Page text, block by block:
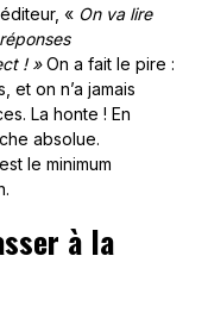
« On va lire
! »On a fait le pire :
et on n’a jamais
La honte ! En
absolue.
le minimum
à la